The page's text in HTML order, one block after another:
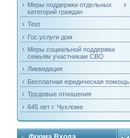
Меры поддержки отдельных
категорий граждан
Test
Гос.услуги дом
Меры социальной поддержки
семьям участникам СВО
Ликвидация
Бесплатная юридическая помощь
Трудовые отношения
645 лет г. Чухломе